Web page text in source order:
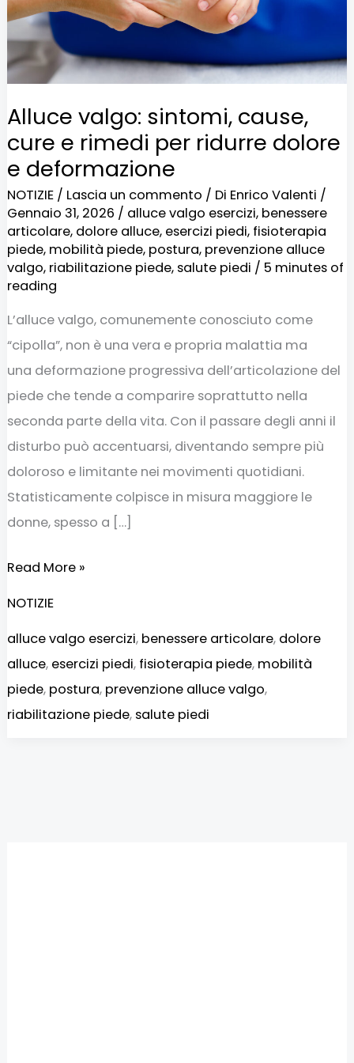
Alluce valgo: sintomi, cause,
cure e rimedi per ridurre dolore
e deformazione
NOTIZIE/ Lascia un commento / Di Enrico Valenti /
Gennaio 31, 2026 / alluce valgo esercizi, benessere
articolare, dolore alluce, esercizi piedi, fisioterapia
piede, mobilità piede, postura, prevenzione alluce
valgo, riabilitazione piede, salute piedi / 5 minutes of
reading
L’alluce valgo, comunemente conosciuto come
“cipolla”, non è una vera e propria malattia ma
una deformazione progressiva dell’articolazione del
piede che tende a comparire soprattutto nella
seconda parte della vita. Con il passare degli anni il
disturbo può accentuarsi, diventando sempre più
doloroso e limitante nei movimenti quotidiani.
Statisticamente colpisce in misura maggiore le
donne, spesso a […]
rimedi
per
ridurre
e
deformazione
Read More »
NOTIZIE
alluce valgo esercizi, benessere articolare, dolore
alluce, esercizi piedi, fisioterapia piede, mobilità
piede, postura, prevenzione alluce valgo,
riabilitazione piede, salute piedi